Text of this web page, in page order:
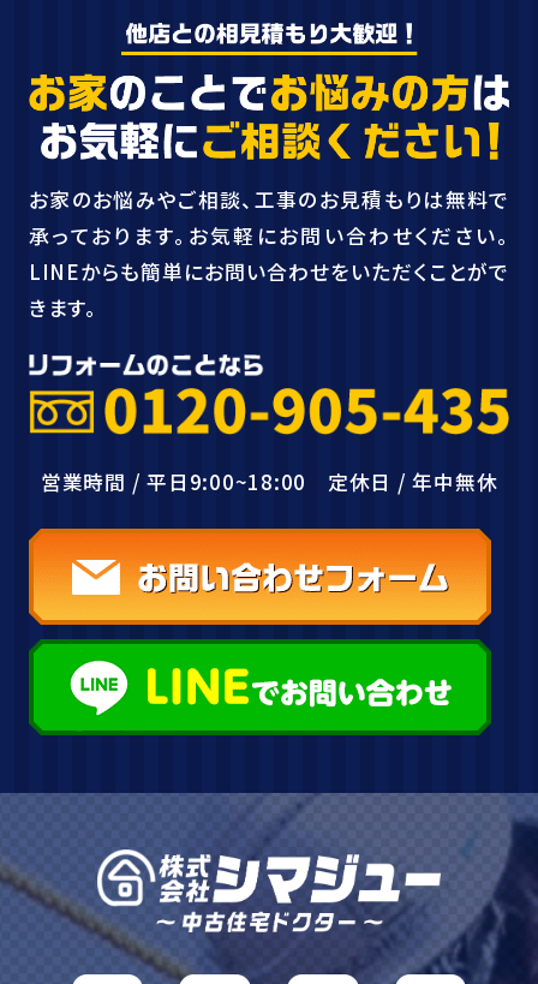
お家のお悩みやご相談、工事のお見積もりは無料で
承っております。お気軽にお問い合わせください。
LINEからも簡単にお問い合わせをいただくことがで
きます。
営業時間 / 平日9:00~18:00 定休日 / 年中無休